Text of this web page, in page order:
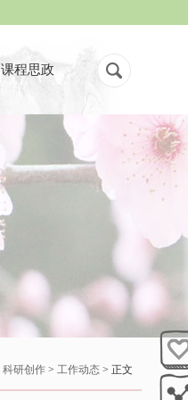
课程思政
科研创作> 工作动态> 正文